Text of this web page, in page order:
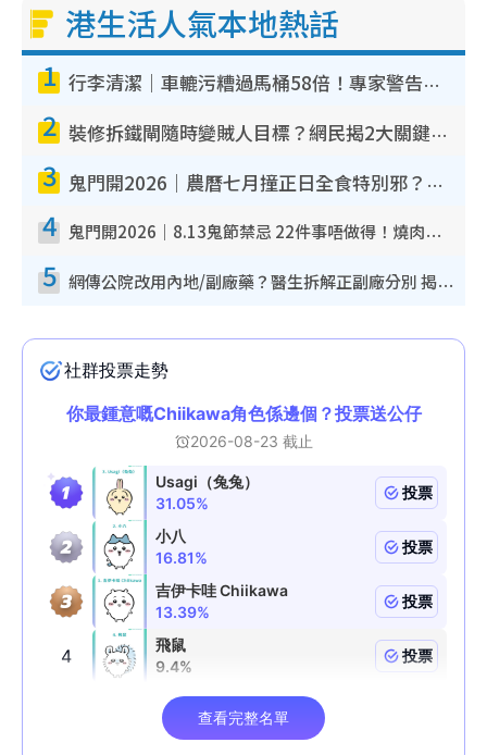
港生活人氣本地熱話
1 行李清潔｜車轆污糟過馬桶58倍！專家警告忌用酒精抹 教1招免污手除菌
2 裝修拆鐵閘隨時變賊人目標？網民揭2大關鍵用途：裝新式等於白裝？附新舊鐵閘分別
3 鬼門開2026｜農曆七月撞正日全食特別邪？專家警告切忌做一事！揭4大禁忌+2招保平安
4 鬼門開2026｜8.13鬼節禁忌 22件事唔做得！燒肉、刺身要少食？半夜勿吹口哨/打呢個電話
5 網傳公院改用內地/副廠藥？醫生拆解正副廠分別 揭4類人換藥隨時出事